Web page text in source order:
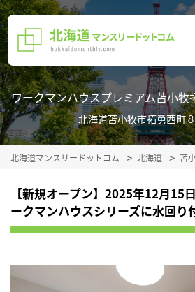
ワークマンハウスプレミアム苫小
北海道苫小牧市拓勇西町
北海道マンスリードットコム 北海道 苫
【新規オープン】2025年12月
ークマンハウスシリーズに水回り